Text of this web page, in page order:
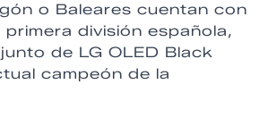
o Baleares cuentan con
división española,
de LG OLED Black
campeón de la